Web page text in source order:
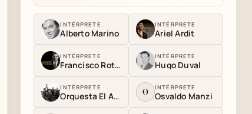
INTÉRPRETE
Alberto Marino
INTÉRPRETE
Ariel Ardit
INTÉRPRETE
Francisco Rotundo
INTÉRPRETE
Hugo Duval
INTÉRPRETE
Orquesta El Arranque O INTÉRPRETE
Osvaldo Manzi